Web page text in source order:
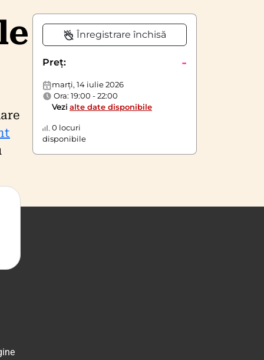
Înregistrare închisă
Preț: -
marți, 14 iulie 2026
Ora: 19:00 - 22:00
Vezi alte date disponibile
0 locuri
disponibile